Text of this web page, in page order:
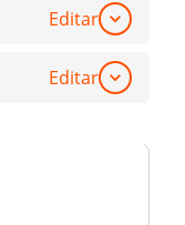
Editar
Editar